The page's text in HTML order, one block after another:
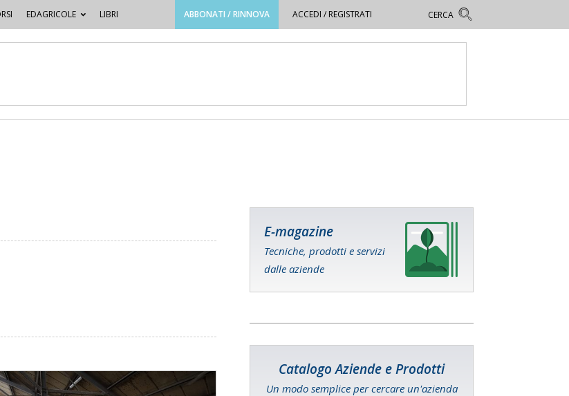
EDAGRICOLE LIBRI ABBONATI / RINNOVA ACCEDI / REGISTRATI
E-magazine
Tecniche, prodotti e servizi
dalle aziende
Catalogo Aziende e Prodotti
Un modo semplice per cercare un'azienda